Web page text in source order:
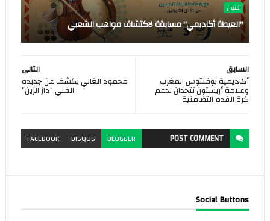
فنون
"العيطة أكاديمي" مسابقة لاكتشاف مواهب الشعبي
التالى
محمود الغالي يكشف عن جديده
الفني “داز الزين”
السابق
أكاديمية يوفنتوس المغرب
وعلامة أريستون تتحدان لدعم
كرة القدم التضامنية
POSTCOMMENT
BLOGGER
DISQUS
FACEBOOK
Social Buttons